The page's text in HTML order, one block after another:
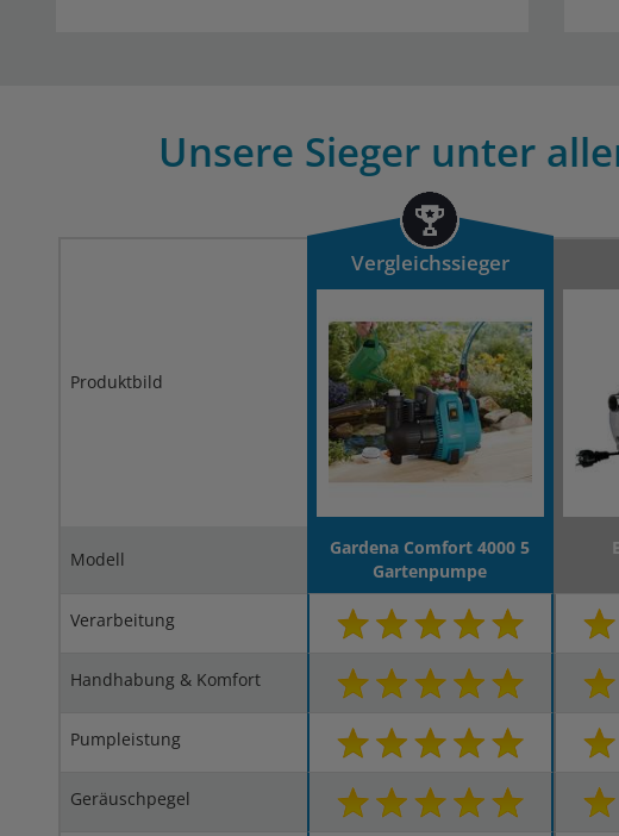
Unsere Sieger unter
Produktbild
Vergleichssieger
Modell
Gardena Comfort 4000 5
Gartenpumpe
Verarbeitung
Handhabung & Komfort
Pumpleistung
Geräuschpegel